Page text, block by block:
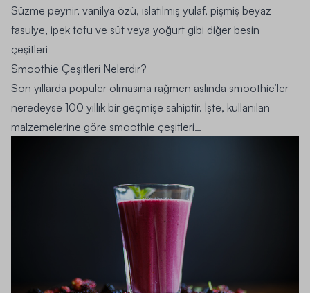
Süzme peynir, vanilya özü, ıslatılmış yulaf, pişmiş beyaz
fasulye, ipek tofu ve süt veya yoğurt gibi diğer besin
çeşitleri
Smoothie Çeşitleri Nelerdir?
Son yıllarda popüler olmasına rağmen aslında smoothie’ler
neredeyse 100 yıllık bir geçmişe sahiptir. İşte, kullanılan
malzemelerine göre smoothie çeşitleri…